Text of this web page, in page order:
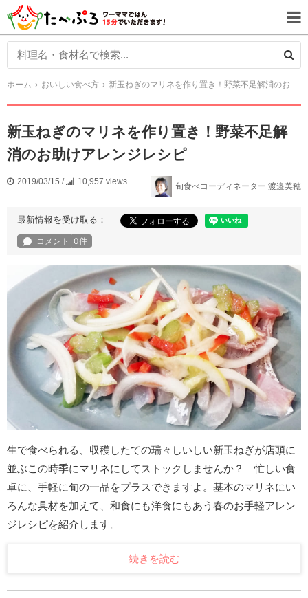
ホーム おいしい食べ方 新玉ねぎのマリネを作り置き！野菜不足解消のお助けアレンジレシピ
新玉ねぎのマリネを作り置き！野菜不足解
消のお助けアレンジレシピ
2019/03/15 / 10,957 views 旬食べコーディネーター 渡邉美穂
最新情報を受け取る：
生で食べられる、収穫したての瑞々しいしい新玉ねぎが店頭に
並ぶこの時季にマリネにしてストックしませんか？ 忙しい食
卓に、手軽に旬の一品をプラスできますよ。基本のマリネにい
ろんな具材を加えて、和食にも洋食にもあう春のお手軽アレン
ジレシピを紹介します。
続きを読む